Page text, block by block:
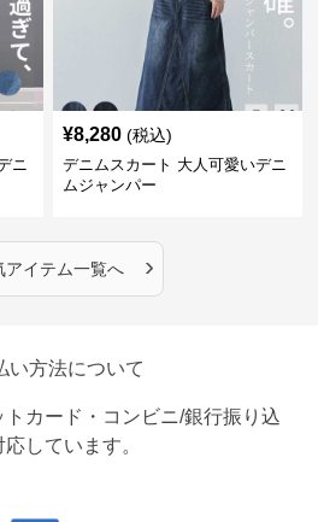
ニ
¥8,280 (税込)
デニムスカート 大人可愛いデニ
ムジャンパー
アイテム一覧へ ›
い方法について
カード・コンビニ/銀行振り込
しています。